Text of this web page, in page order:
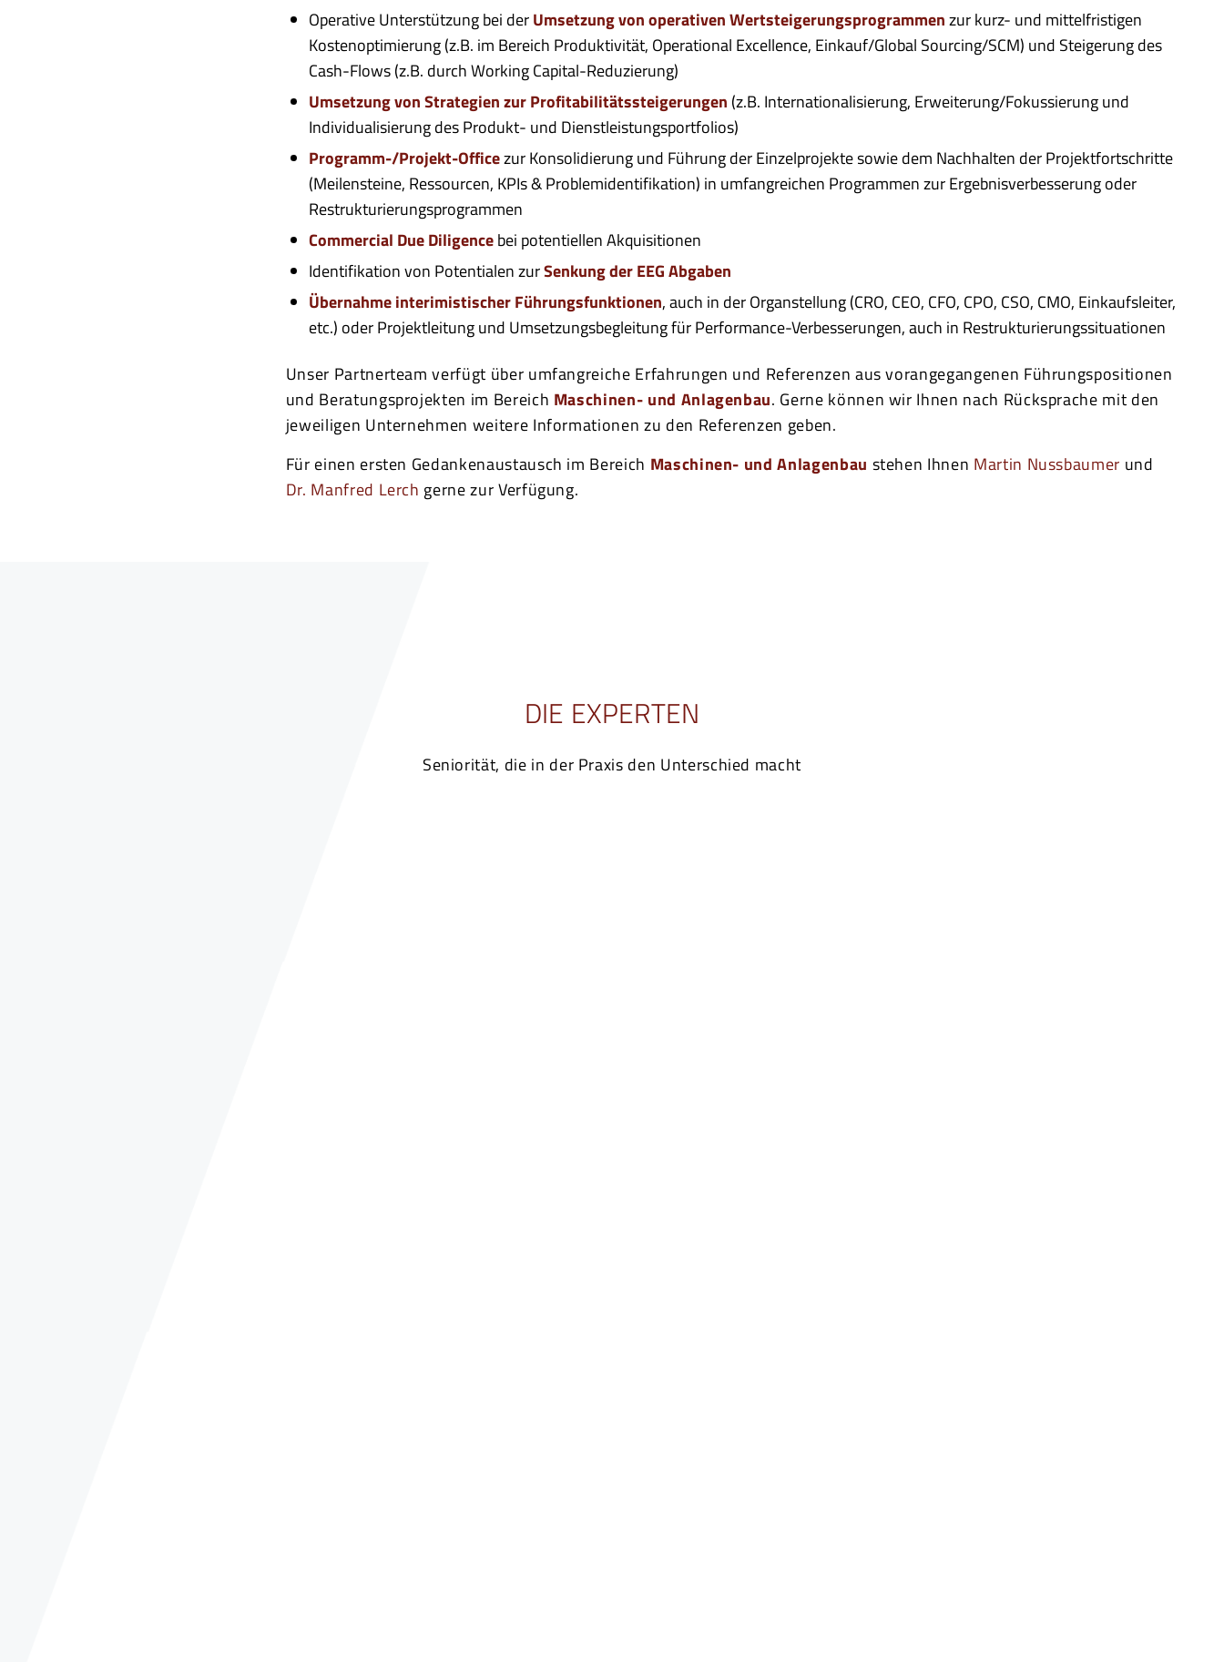
Operative Unterstützung bei derUmsetzung von operativen Wertsteigerungsprogrammenzur kurz- und mittelfristigen
Kostenoptimierung (z.B. im Bereich Produktivität, Operational Excellence, Einkauf/Global Sourcing/SCM) und Steigerung des
Cash-Flows (z.B. durch Working Capital-Reduzierung)
Umsetzung von Strategien zur Profitabilitätssteigerungen (z.B. Internationalisierung, Erweiterung/Fokussierung und
Individualisierung des Produkt- und Dienstleistungsportfolios)
Programm-/Projekt-Officezur Konsolidierung und Führung der Einzelprojekte sowie dem Nachhalten der Projektfortschritte
(Meilensteine, Ressourcen, KPIs & Problemidentifikation) in umfangreichen Programmen zur Ergebnisverbesserung oder
Restrukturierungsprogrammen
Commercial Due Diligencebei potentiellen Akquisitionen
Identifikation von Potentialen zurSenkung der EEG Abgaben
Übernahme interimistischer Führungsfunktionen, auch in der Organstellung (CRO, CEO, CFO, CPO, CSO, CMO, Einkaufsleiter,
etc.) oder Projektleitung und Umsetzungsbegleitung für Performance-Verbesserungen, auch in Restrukturierungssituationen
Unser Partnerteam verfügt über umfangreiche Erfahrungen und Referenzen aus vorangegangenen Führungspositionen
und Beratungsprojekten im Bereich Maschinen- und Anlagenbau. Gerne können wir Ihnen nach Rücksprache mit den
jeweiligen Unternehmen weitere Informationen zu den Referenzen geben.
Für einen ersten Gedankenaustausch im Bereich Maschinen- und Anlagenbau stehen Ihnen Martin Nussbaumer und
Dr. Manfred Lerch gerne zur Verfügung.
DIE EXPERTEN
Seniorität, die in der Praxis den Unterschied macht